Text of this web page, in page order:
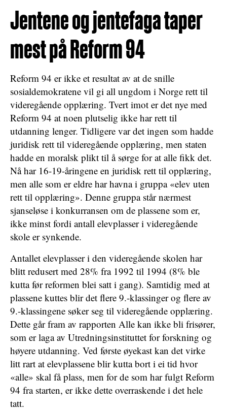
Jentene og jentefaga taper
mest på Reform 94
Reform 94 er ikke et resultat av at de snille
sosialdemokratene vil gi all ungdom i Norge rett til
videregående opplæring. Tvert imot er det nye med
Reform 94 at noen plutselig ikke har rett til
utdanning lenger. Tidligere var det ingen som hadde
juridisk rett til videregående opplæring, men staten
hadde en moralsk plikt til å sørge for at alle fikk det.
Nå har 16-19-åringene en juridisk rett til opplæring,
men alle som er eldre har havna i gruppa «elev uten
rett til opplæring». Denne gruppa står nærmest
sjanseløse i konkurransen om de plassene som er,
ikke minst fordi antall elevplasser i videregående
skole er synkende.
Antallet elevplasser i den videregående skolen har
blitt redusert med 28% fra 1992 til 1994 (8% ble
kutta før reformen blei satt i gang). Samtidig med at
plassene kuttes blir det flere 9.-klassinger og flere av
9.-klassingene søker seg til videregående opplæring.
Dette går fram av rapporten Alle kan ikke bli frisører,
som er laga av Utredningsinstituttet for forskning og
høyere utdanning. Ved første øyekast kan det virke
litt rart at elevplassene blir kutta bort i ei tid hvor
«alle» skal få plass, men for de som har fulgt Reform
94 fra starten, er ikke dette overraskende i det hele
tatt.